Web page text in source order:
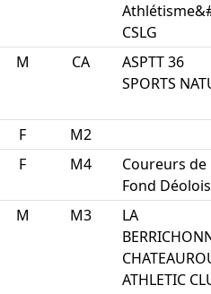
CSLG
M CA
ASPTT 36
SPORTS
F
M2
F M4
Coureurs de
Fond Déolois
M M3
LA
ATHLETIC